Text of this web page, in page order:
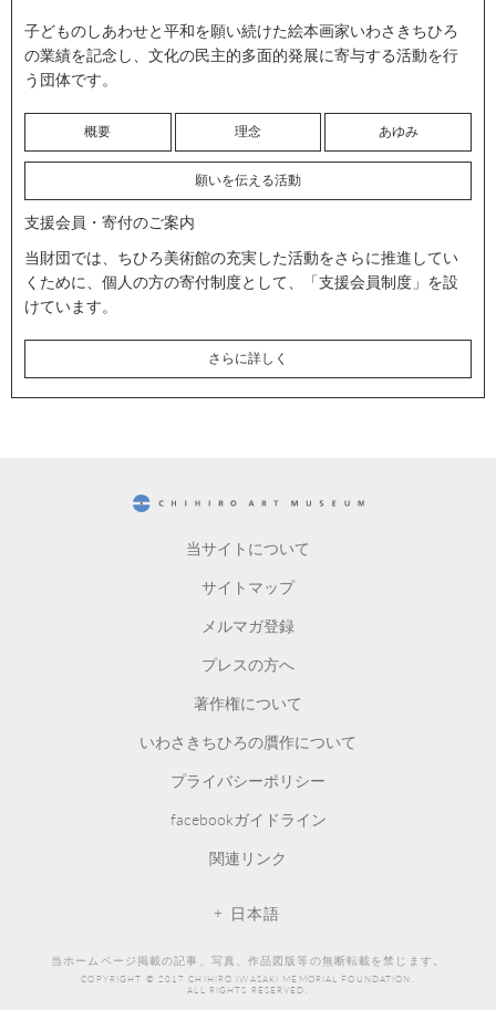
子どものしあわせと平和を願い続けた絵本画家いわさきちひろ
の業績を記念し、文化の民主的多面的発展に寄与する活動を行
う団体です。
概要 理念 あゆみ
願いを伝える活動
支援会員・寄付のご案内
当財団では、ちひろ美術館の充実した活動をさらに推進してい
くために、個人の方の寄付制度として、「支援会員制度」を設
けています。
さらに詳しく
当サイトについて
サイトマップ
メルマガ登録
プレスの方へ
著作権について
いわさきちひろの贋作について
プライバシーポリシー
facebookガイドライン
関連リンク
日本語
当ホームページ掲載の記事、写真、作品図版等の無断転載を禁じます。
COPYRIGHT © 2017 CHIHIRO IWASAKI MEMORIAL FOUNDATION.
ALL RIGHTS RESERVED.